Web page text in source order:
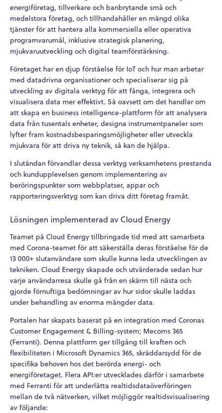
energiföretag, tillverkare och banbrytande små och
medelstora företag, och tillhandahåller en mängd olika
tjänster för att hantera alla kommersiella eller operativa
programvarumål, inklusive strategisk planering,
mjukvaruutveckling och digital teamförstärkning.
Företaget har en djup förståelse för IoT och hur man arbetar
med datadrivna organisationer och specialiserar sig på
utveckling av digitala verktyg för att fånga, integrera och
visualisera data mer effektivt. Så oavsett om det handlar om
att skapa en business intelligence-plattform för att analysera
data från tusentals enheter, designa instrumentpaneler som
lyfter fram kostnadsbesparingsmöjligheter eller utveckla
mjukvara för att driva ny teknik, så kan de hjälpa.
I slutändan förvandlar dessa verktyg verksamhetens prestanda
och kundupplevelsen genom implementering av
beröringspunkter som webbplatser, appar och
rapporteringsverktyg som kan driva ditt företag framåt.
Lösningen implementerad av Cloud Energy
Teamet på Cloud Energy tillbringade tid med att samarbeta
med Corona-teamet för att säkerställa deras förståelse för de
13 000+ slutanvändare som skulle kunna leda utvecklingen av
tekniken. Cloud Energy skapade och utvärderade sedan hur
varje användarresa skulle gå från en skärm till nästa och
gjorde förnuftiga bedömningar av hur sidor skulle laddas
under behandling av enorma mängder data.
Portalen har skapats baserat på en integration med Coronas
Customer Engagement & Billing-system; Mecoms 365
(Ferranti). Denna plattform ger tillgång till kraften och
flexibiliteten i Microsoft Dynamics 365, skräddarsydd för de
specifika behoven hos det berörda energi- och
energiföretaget. Flera API:er utvecklades därför i samarbete
med Ferranti för att underlätta realtidsdataöverföringen
mellan de två nätverken, vilket möjliggör realtidsvisualisering
av följande: